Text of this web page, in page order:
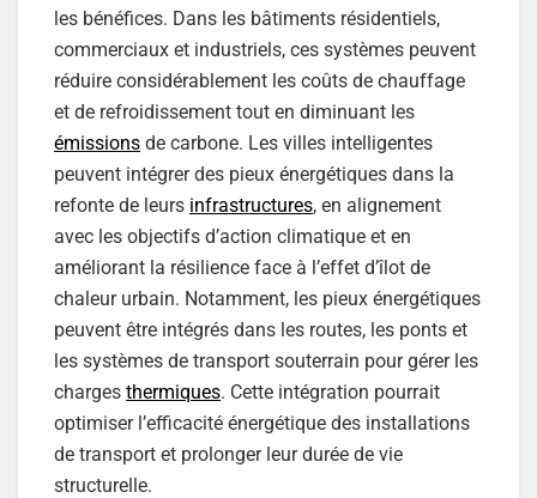
les bénéfices. Dans les bâtiments résidentiels,
commerciaux et industriels, ces systèmes peuvent
réduire considérablement les coûts de chauffage
et de refroidissement tout en diminuant les
émissions de carbone. Les villes intelligentes
peuvent intégrer des pieux énergétiques dans la
refonte de leurs infrastructures, en alignement
avec les objectifs d’action climatique et en
améliorant la résilience face à l’effet d’îlot de
chaleur urbain. Notamment, les pieux énergétiques
peuvent être intégrés dans les routes, les ponts et
les systèmes de transport souterrain pour gérer les
charges thermiques. Cette intégration pourrait
optimiser l’efficacité énergétique des installations
de transport et prolonger leur durée de vie
structurelle.